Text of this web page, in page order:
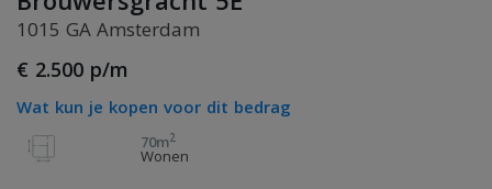
1015 GA Amsterdam
€ 2.500 p/m
Wat kun je kopen voor dit bedrag
70m2
Wonen